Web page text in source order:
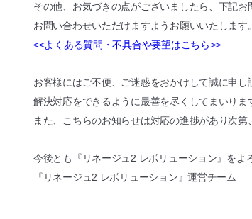
その他、お気づきの点がございましたら、下記お
お問い合わせいただけますようお願いいたします。
<<よくある質問・不具合や要望はこちら>>
お客様にはご不便、ご迷惑をおかけして誠に申し
解決対応をできるように最善を尽くしてまいりま
また、こちらのお知らせは対応の進捗があり次第
今後とも『リネージュ2 レボリューション』をよ
『リネージュ2 レボリューション』運営チーム